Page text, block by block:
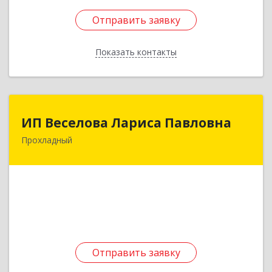
Отправить заявку
Показать контакты
Отправить заявку
Назад
ИП Веселова Лариса Павловна
Прохладный
Отправить заявку
Отправить заявку